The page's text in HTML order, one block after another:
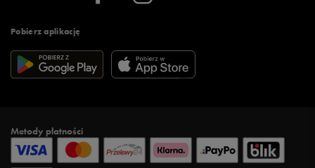
Pobierz aplikację
Metody płatności